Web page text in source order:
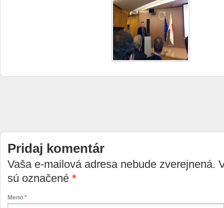
Pridaj komentár
Vaša e-mailová adresa nebude zverejnená.
sú označené *
Meno *